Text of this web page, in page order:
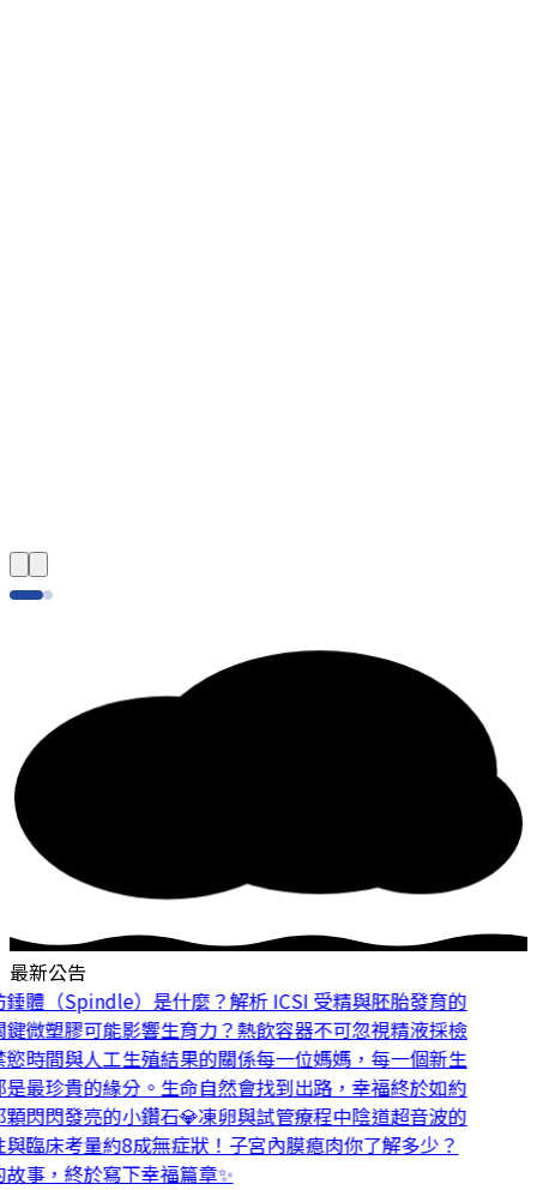
最新公告
體（Spindle）是什麼？解析 ICSI 受精與胚胎發育的
微塑膠可能影響生育力？熱飲容器不可忽視精液採檢
時間與人工生殖結果的關係每一位媽媽，每一個新生
最珍貴的緣分。 生命自然會找到出路，幸福終於如約
閃閃發亮的小鑽石💎凍卵與試管療程中陰道超音波的
臨床考量約8成無症狀！子宮內膜瘜肉你了解多少？
事，終於寫下幸福篇章✨